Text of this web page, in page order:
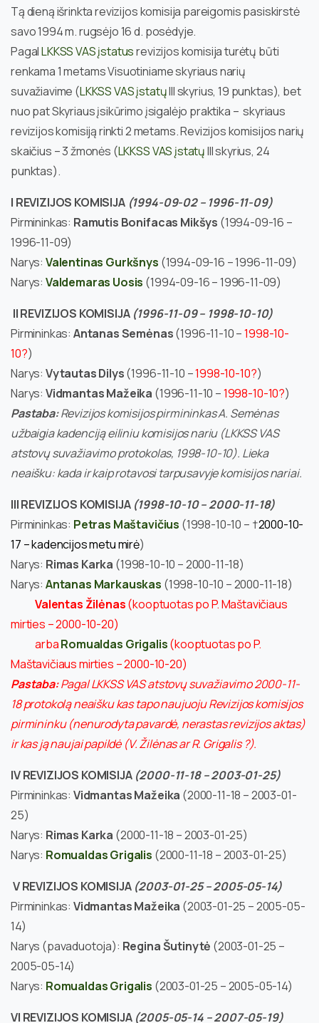
Tą dieną išrinkta revizijos komisija pareigomis pasiskirstė
savo 1994 m. rugsėjo 16 d. posėdyje.
PagalLKKSS VAS įstatusrevizijos komisija turėtų būti
renkama 1 metams Visuotiniame skyriaus narių
suvažiavime (LKKSS VAS įstatųIII skyrius, 19 punktas), bet
nuo pat Skyriaus įsikūrimo įsigalėjo praktika – skyriaus
revizijos komisiją rinkti 2 metams. Revizijos komisijos narių
skaičius – 3 žmonės (LKKSS VAS įstatųIII skyrius, 24
punktas).
I REVIZIJOS KOMISIJA (1994-09-02 – 1996-11-09)
Pirmininkas: Ramutis Bonifacas Mikšys (1994-09-16 –
1996-11-09)
Narys: Valentinas Gurkšnys (1994-09-16 – 1996-11-09)
Narys: Valdemaras Uosis (1994-09-16 – 1996-11-09)
II REVIZIJOS KOMISIJA (1996-11-09 – 1998-10-10)
Pirmininkas: Antanas Semėnas(1996-11-10 –1998-10-
10?)
Narys: Vytautas Dilys(1996-11-10 –1998-10-10?)
Narys: Vidmantas Mažeika (1996-11-10 –1998-10-10?)
Pastaba:Revizijos komisijos pirmininkas A. Semėnas
užbaigia kadenciją eiliniu komisijos nariu (LKKSS VAS
atstovų suvažiavimo protokolas, 1998-10-10). Lieka
neaišku: kada ir kaip rotavosi tarpusavyje komisijos nariai.
III REVIZIJOS KOMISIJA (1998-10-10 – 2000-11-18)
Pirmininkas: Petras Maštavičius (1998-10-10 – †2000-10-
17 – kadencijos metu mirė)
Narys: Rimas Karka (1998-10-10 – 2000-11-18)
Narys: Antanas Markauskas (1998-10-10 – 2000-11-18)
Valentas Žilėnas(kooptuotas po P. Maštavičiaus
mirties – 2000-10-20)
arbaRomualdas Grigalis(kooptuotas po P.
Maštavičiaus mirties – 2000-10-20)
Pastaba:Pagal LKKSS VAS atstovų suvažiavimo 2000-11-
18 protokolą neaišku kas tapo naujuoju Revizijos komisijos
pirmininku (nenurodyta pavardė, nerastas revizijos aktas)
ir kas ją naujai papildė (V. Žilėnas ar R. Grigalis ?).
IV REVIZIJOS KOMISIJA (2000-11-18 – 2003-01-25)
Pirmininkas: Vidmantas Mažeika (2000-11-18 – 2003-01-
25)
Narys: Rimas Karka (2000-11-18 – 2003-01-25)
Narys: Romualdas Grigalis (2000-11-18 – 2003-01-25)
V REVIZIJOS KOMISIJA (2003-01-25 – 2005-05-14)
Pirmininkas: Vidmantas Mažeika (2003-01-25 – 2005-05-
14)
Narys (pavaduotoja): Regina Šutinytė (2003-01-25 –
2005-05-14)
Narys: Romualdas Grigalis (2003-01-25 – 2005-05-14)
VI REVIZIJOS KOMISIJA (2005-05-14 – 2007-05-19)